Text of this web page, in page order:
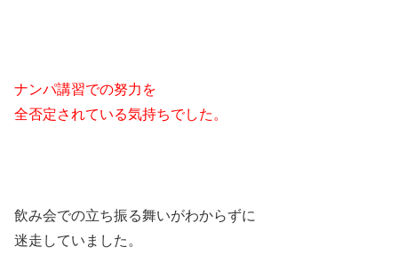
ナンパ講習での努力を
全否定されている気持ちでした。
飲み会での立ち振る舞いがわからずに
迷走していました。